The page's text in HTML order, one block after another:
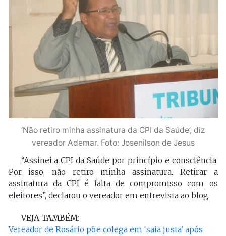
‘Não retiro minha assinatura da CPI da Saúde’, diz
vereador Ademar. Foto: Josenilson de Jesus
“Assinei a CPI da Saúde por princípio e consciência.
Por isso, não retiro minha assinatura. Retirar a
assinatura da CPI é falta de compromisso com os
eleitores”, declarou o vereador em entrevista ao blog.
VEJA TAMBÉM:
Vereador de Rosário põe colega em ‘saia justa’ após